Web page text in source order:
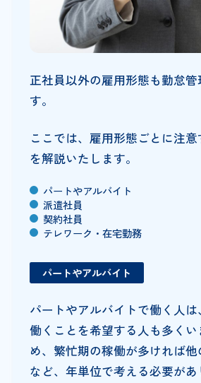
正社員以外の雇用形態も勤怠管
す。
ここでは、雇用形態ごとに注
を解説いたします。
パートやアルバイト
派遣社員
契約社員
テレワーク・在宅勤務
パートやアルバイト
パートやアルバイトで働く人
働くことを希望する人も多くい
め、繁忙期の稼働が多ければ
など、年単位で考える必要があ